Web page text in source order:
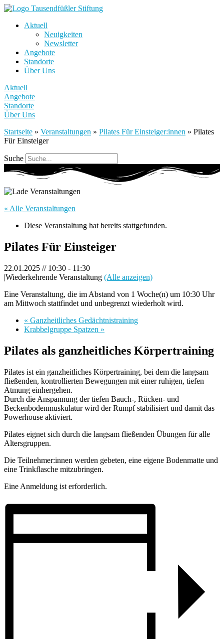
Aktuell
Neuigkeiten
Newsletter
Angebote
Standorte
Über Uns
Aktuell
Angebote
Standorte
Über Uns
Startseite » Veranstaltungen » Pilates Für Einsteiger:innen » Pilates
Für Einsteiger
Suche
« Alle Veranstaltungen
Diese Veranstaltung hat bereits stattgefunden.
Pilates Für Einsteiger
22.01.2025 // 10:30 - 11:30
|Wiederkehrende Veranstaltung (Alle anzeigen)
Eine Veranstaltung, die im Abstand von 1 Woche(n) um 10:30 Uhr
am Mittwoch stattfindet und unbegrenzt wiederholt wird.
« Ganzheitliches Gedächtnistraining
Krabbelgruppe Spatzen »
Pilates als ganzheitliches Körpertraining
Pilates ist ein ganzheitliches Körpertraining, bei dem die langsam
fließenden, kontrollierten Bewegungen mit einer ruhigen, tiefen
Atmung einhergehen.
Durch die Anspannung der tiefen Bauch-, Rücken- und
Beckenbodenmuskulatur wird der Rumpf stabilisiert und damit das
Powerhouse aktiviert.
Pilates eignet sich durch die langsam fließenden Übungen für alle
Altersgruppen.
Die Teilnehmer:innen werden gebeten, eine eigene Bodenmatte und
eine Trinkflasche mitzubringen.
Eine Anmeldung ist erforderlich.